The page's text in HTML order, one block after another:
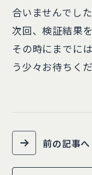
合いませんでし
次回、検証結果
その時にまでに
う少々お待ちく
前の記事へ